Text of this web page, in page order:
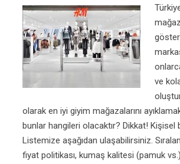
ve
olarak en iyi giyim mağazalarını
bunlar hangileri olacaktır? Dikkat! Kişisel
Listemize aşağıdan ulaşabilirsiniz.
fiyat politikası, kumaş kalitesi (pamuk